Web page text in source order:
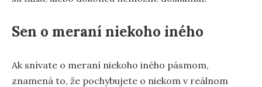
Sen o meraní niekoho iného
Ak snívate o meraní niekoho iného pásmom,
znamená to, že pochybujete o niekom v reálnom